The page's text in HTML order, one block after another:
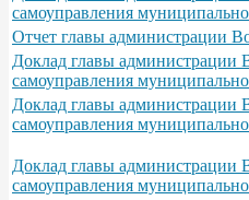
самоуправления
Отчет главы администрации
Доклад главы администрации
самоуправления
Доклад главы администрации
самоуправления
Доклад главы администрации
самоуправления